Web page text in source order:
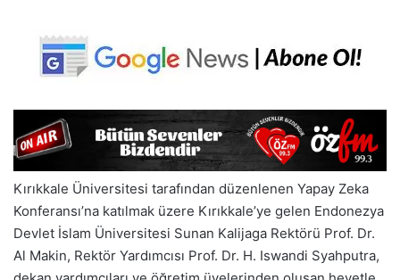
Kırıkkale Üniversitesi tarafından düzenlenen Yapay Zeka
Konferansı’na katılmak üzere Kırıkkale’ye gelen Endonezya
Devlet İslam Üniversitesi Sunan Kalijaga Rektörü Prof. Dr.
Al Makin, Rektör Yardımcısı Prof. Dr. H. Iswandi Syahputra,